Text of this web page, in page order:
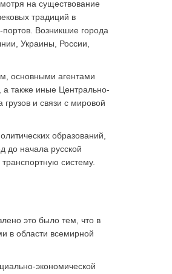
на существование
традиций в
Возникшие города
Украины, России,
основными агентами
а также иные Центрально-
и связи с мировой
образований,
до начала русской
систему.
это было тем, что в
в области всемирной
экономической